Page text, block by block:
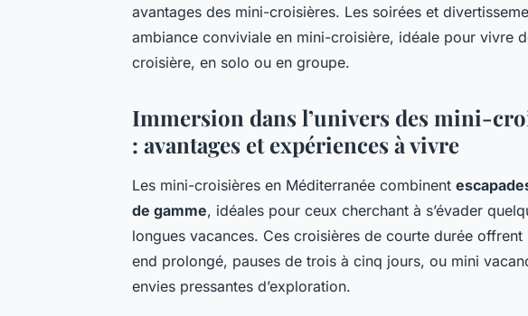
avantages des mini-croisières. Les soirées et
ambiance conviviale en mini-croisière, idéale pour vivre
croisière, en solo ou en groupe.
Immersion dans l’univers des mini-
: avantages et expériences à vivre
Les mini-croisières en Méditerranée combinent
de gamme, idéales pour ceux cherchant à s’évader
longues vacances. Ces croisières de courte durée
end prolongé, pauses de trois à cinq jours, ou mini
envies pressantes d’exploration.